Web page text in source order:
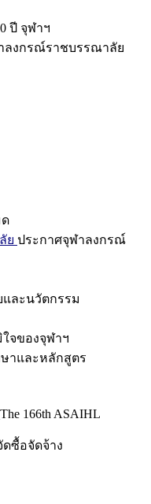
ปี จุฬาฯ
ลงกรณ์ราชบรรณาลัย
ย ประกาศจุฬาลงกรณ์
และนวัตกรรม
จของจุฬาฯ
าและหลักสูตร
The 166th ASAIHL
ซื้อจัดจ้าง